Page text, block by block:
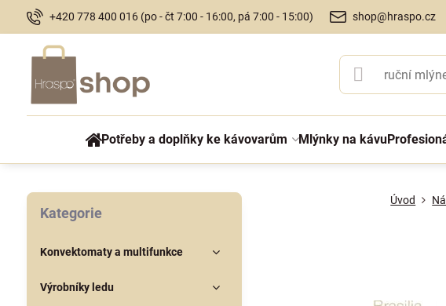
+420 778 400 016 (po - čt 7:00 - 16:00, pá 7:00 - 15:00) shop@hraspo.cz
Potřeby a doplňky ke kávovarům Mlýnky na kávu
Úvod
Kategorie
Konvektomaty a multifunkce
Výrobníky ledu